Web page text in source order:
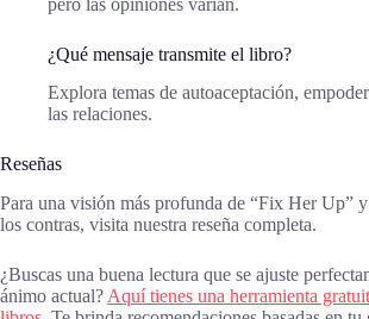
¿Qué mensaje transmite el libro?
Explora temas de autoaceptación,
las relaciones.
Reseñas
Para una visión más profunda de “Fix Her Up”
los contras, visita nuestra reseña completa.
¿Buscas una buena lectura que se ajuste
ánimo actual? Aquí tienes una herramienta